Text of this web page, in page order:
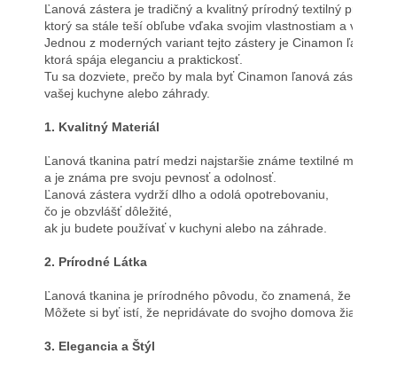
Ľanová zástera je tradičný a kvalitný prírodný textilný produkt,
ktorý sa stále teší obľube vďaka svojim vlastnostiam a
Jednou z moderných variant tejto zástery je Cinamon ľanová
ktorá spája eleganciu a praktickosť.
Tu sa dozviete, prečo by mala byť Cinamon ľanová zástera
vašej kuchyne alebo záhrady.
1. Kvalitný Materiál
Ľanová tkanina patrí medzi najstaršie známe textilné materiály
a je známa pre svoju pevnosť a odolnosť.
Ľanová zástera vydrží dlho a odolá opotrebovaniu,
čo je obzvlášť dôležité,
ak ju budete používať v kuchyni alebo na záhrade.
2. Prírodné Látka
Ľanová tkanina je prírodného pôvodu, čo znamená, že je
Môžete si byť istí, že nepridávate do svojho domova žiadne
3. Elegancia a Štýl